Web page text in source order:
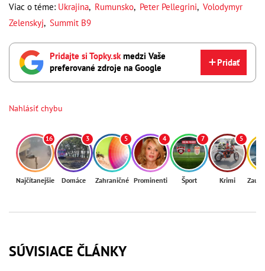
Viac o téme: Ukrajina, Rumunsko, Peter Pellegrini, Volodymyr
Zelenskyj, Summit B9
Pridajte si Topky.skmedzi Vaše
preferované zdroje na Google
Pridať
Nahlásiť chybu
16
Najčítanejšie
3
Domáce
5
Zahraničné
4
Prominenti
7
Šport
5
Krimi
SÚVISIACE ČLÁNKY